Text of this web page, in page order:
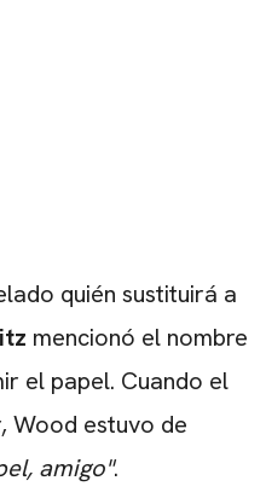
quién sustituirá a
mencionó el nombre
el papel. Cuando el
Wood estuvo de
amigo".